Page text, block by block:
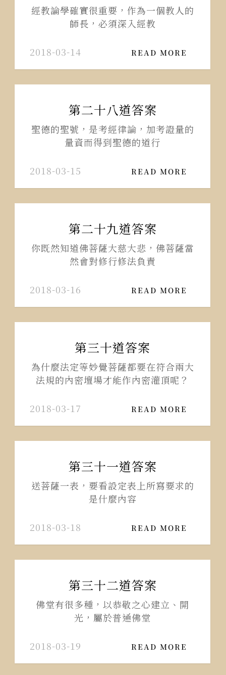
經教論學確實很重要，作為一個教人的
師長，必須深入經教
2018-03-14 READ MORE
第二十八道答案
聖德的聖號，是考經律論，加考證量的
量資而得到聖德的道行
2018-03-15 READ MORE
第二十九道答案
你既然知道佛菩薩大慈大悲，佛菩薩當
然會對修行修法負責
2018-03-16 READ MORE
第三十道答案
為什麼法定等妙覺菩薩都要在符合兩大
法規的內密壇場才能作內密灌頂呢？
2018-03-17 READ MORE
第三十一道答案
送菩薩一表，要看設定表上所寫要求的
是什麼內容
2018-03-18 READ MORE
第三十二道答案
佛堂有很多種，以恭敬之心建立、開
光，屬於普通佛堂
2018-03-19 READ MORE